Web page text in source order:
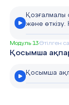
Қозғалмалы
және
Модуль 13Өтілген
Қосымша
Қосымша